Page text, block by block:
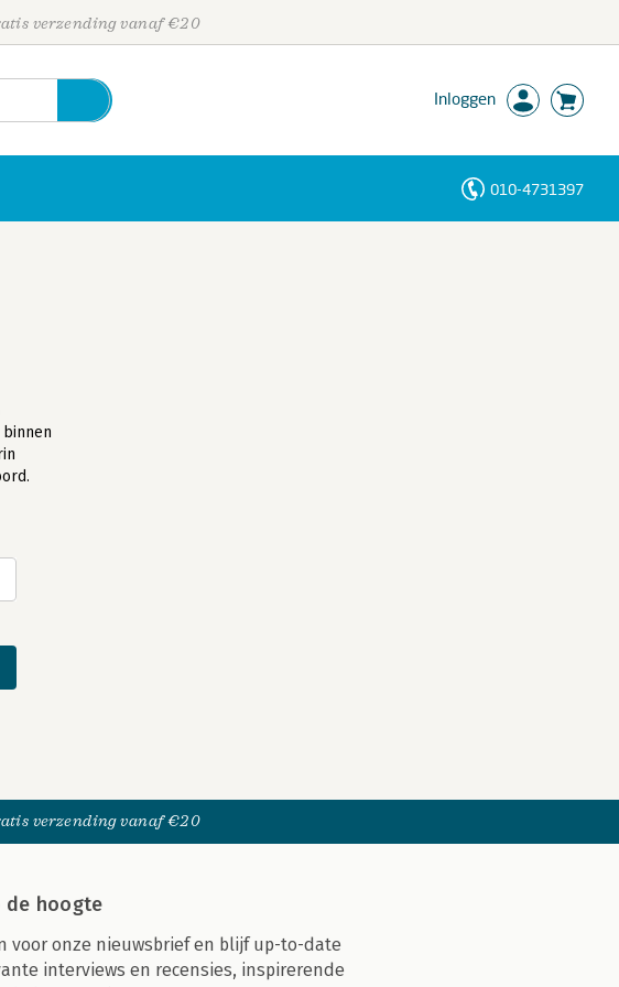
verzending vanaf €20
Inloggen
010-4731397
verzending vanaf €20
de hoogte
voor onze nieuwsbrief en blijf up-to-date
interviews en recensies, inspirerende
Personen